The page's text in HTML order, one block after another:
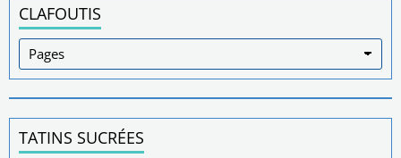
CLAFOUTIS
TATINS SUCRÉES